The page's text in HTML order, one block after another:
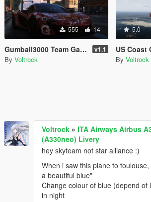
555 14
Gumball3000 Team Galag Skin Mclaren P1 v1.1
By Voltrock
5.0
US Coast Guard MH-65
By Voltrock
Voltrock » ITA Airways Airbus
(A330neo) Livery
hey skyteam not star alliance :)
When i saw this plane to
a beautiful blue"
Change colour of blue (depend of
in night